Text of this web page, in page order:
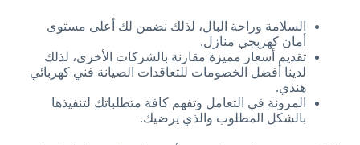
السلامة وراحة البال، لذلك نضمن لك أعلى مستوى
أمان كهربجي منازل.
تقديم أسعار مميزة مقارنة بالشركات الأخرى، لذلك
لدينا أفضل الخصومات للتعاقدات الصيانة فني كهربائي
هندي.
المرونة في التعامل وتفهم كافة متطلباتك لتنفيذها
بالشكل المطلوب والذي يرضيك.